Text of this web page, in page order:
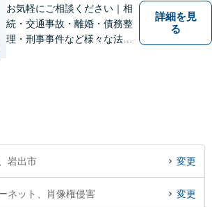
応】
お気軽にご相談ください｜相
続・交通事故・離婚・債務整
理・刑事事件など様々な法律
詳細を見
る
岩出市 変更
ネット、肖像権侵害 変更